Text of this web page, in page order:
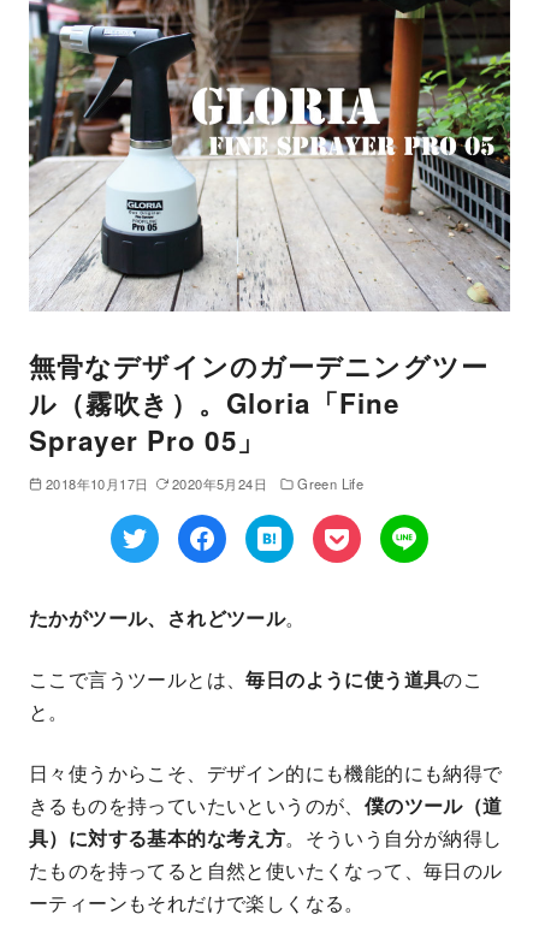
無骨なデザインのガーデニングツー
ル（霧吹き）。Gloria「Fine
Sprayer Pro 05」
2018年10月17日 2020年5月24日 Green Life
たかがツール、されどツール。
ここで言うツールとは、毎日のように使う道具のこ
と。
日々使うからこそ、デザイン的にも機能的にも納得で
きるものを持っていたいというのが、 僕のツール（道
具）に対する基本的な考え方。そういう自分が納得し
たものを持ってると自然と使いたくなって、毎日のル
ーティーンもそれだけで楽しくなる。